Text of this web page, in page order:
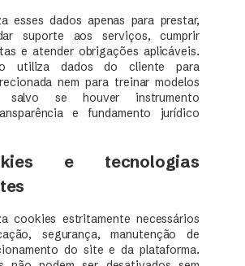
esses dados apenas para prestar,
suporte aos serviços, cumprir
e atender obrigações aplicáveis.
utiliza dados do cliente para
nem para treinar modelos
salvo se houver instrumento
e fundamento jurídico
e tecnologias
cookies estritamente necessários
segurança, manutenção de
do site e da plataforma.